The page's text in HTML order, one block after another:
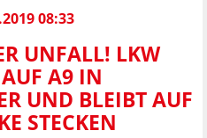
08:33
UNFALL! LKW
A9 IN
UND BLEIBT AUF
STECKEN